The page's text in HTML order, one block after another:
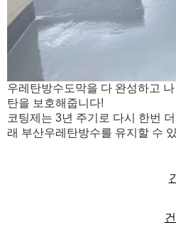
우레탄방수도막을 다 완성하고
탄을 보호해줍니다!
코팅제는 3년 주기로 다시 한번
래 부산우레탄방수를 유지할 수